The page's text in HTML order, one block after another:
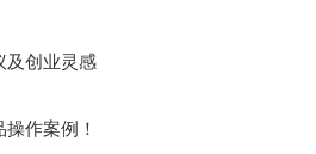
及创业灵感
作案例！